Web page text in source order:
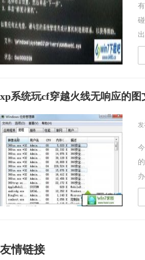
xp系统玩cf穿越火线无响应的图
发
友情链接